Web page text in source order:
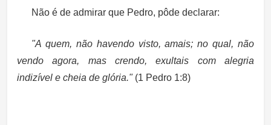
Não é de admirar que Pedro, pôde declarar:
"A quem, não havendo visto, amais; no qual, não
vendo agora, mas crendo, exultais com alegria
indizível e cheia de glória."(1 Pedro 1:8)